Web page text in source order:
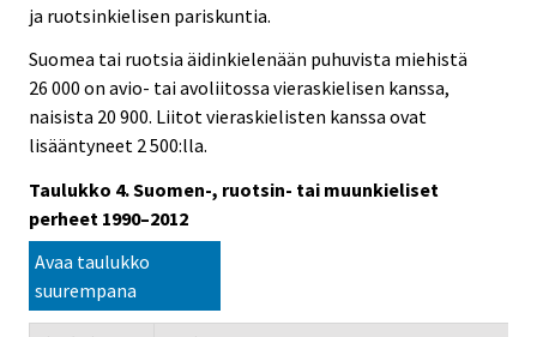
ja ruotsinkielisen pariskuntia.
Suomea tai ruotsia äidinkielenään puhuvista miehistä
26 000 on avio- tai avoliitossa vieraskielisen kanssa,
naisista 20 900. Liitot vieraskielisten kanssa ovat
lisääntyneet 2 500:lla.
Taulukko 4. Suomen-, ruotsin- tai muunkieliset
perheet 1990–2012
Avaa taulukko
suurempana